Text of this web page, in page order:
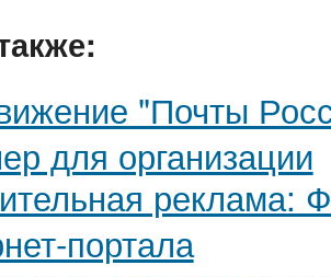
"Почты
для организации
реклама:
портала